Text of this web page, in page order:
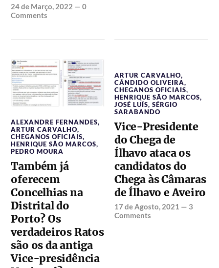
24 de Março, 2022 —0
Comments
ALEXANDRE FERNANDES,
ARTUR CARVALHO,
CHEGANOS OFICIAIS,
HENRIQUE SÃO MARCOS,
PEDRO MOURA
Também já
oferecem
Concelhias na
Distrital do
Porto? Os
verdadeiros Ratos
são os da antiga
Vice-presidência
ARTUR CARVALHO,
CÂNDIDO OLIVEIRA,
CHEGANOS OFICIAIS,
HENRIQUE SÃO MARCOS,
JOSÉ LUÍS,SÉRGIO
SARABANDO
Vice-Presidente
do Chega de
Ílhavo ataca os
candidatos do
Chega às Câmaras
de Ílhavo e Aveiro
17 de Agosto, 2021 — 3
Comments